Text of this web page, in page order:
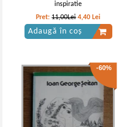
inspiratie
Pret:11,00Lei 4,40 Lei
Adaugă în coș
-60%